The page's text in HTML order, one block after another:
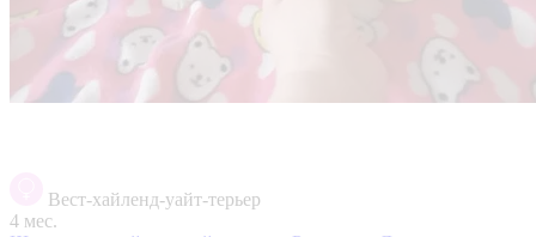
Вест-хайленд-уайт-терьер
4 мес.